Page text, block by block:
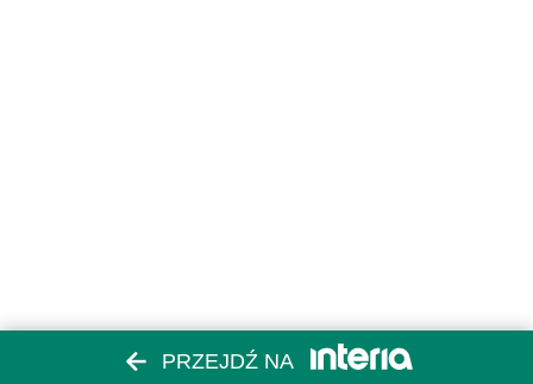
PRZEJDŹ NA